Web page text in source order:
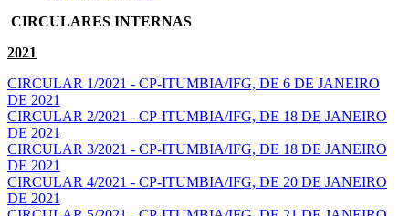
CIRCULARES INTERNAS
2021
CIRCULAR 1/2021 - CP-ITUMBIA/IFG, DE 6 DE JANEIRO
DE 2021
CIRCULAR 2/2021 - CP-ITUMBIA/IFG, DE 18 DE JANEIRO
DE 2021
CIRCULAR 3/2021 - CP-ITUMBIA/IFG, DE 18 DE JANEIRO
DE 2021
CIRCULAR 4/2021 - CP-ITUMBIA/IFG, DE 20 DE JANEIRO
DE 2021